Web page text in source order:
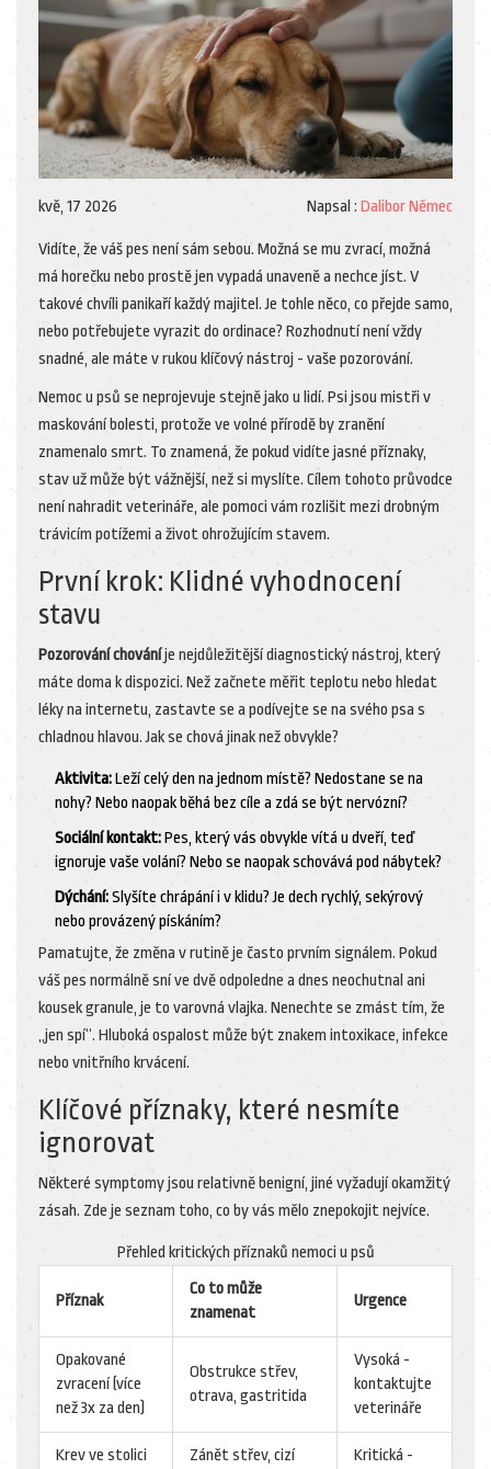
kvě, 17 2026 Napsal : Dalibor Němec
Vidíte, že váš pes není sám sebou. Možná se mu zvrací, možná
má horečku nebo prostě jen vypadá unaveně a nechce jíst. V
takové chvíli panikaří každý majitel. Je tohle něco, co přejde samo,
nebo potřebujete vyrazit do ordinace? Rozhodnutí není vždy
snadné, ale máte v rukou klíčový nástroj - vaše pozorování.
Nemoc u psů se neprojevuje stejně jako u lidí. Psi jsou mistři v
maskování bolesti, protože ve volné přírodě by zranění
znamenalo smrt. To znamená, že pokud vidíte jasné příznaky,
stav už může být vážnější, než si myslíte. Cílem tohoto průvodce
není nahradit veterináře, ale pomoci vám rozlišit mezi drobným
trávicím potížemi a život ohrožujícím stavem.
První krok: Klidné vyhodnocení
stavu
Pozorování chováníje nejdůležitější diagnostický nástroj, který
máte doma k dispozici. Než začnete měřit teplotu nebo hledat
léky na internetu, zastavte se a podívejte se na svého psa s
chladnou hlavou. Jak se chová jinak než obvykle?
Aktivita:Leží celý den na jednom místě? Nedostane se na
nohy? Nebo naopak běhá bez cíle a zdá se být nervózní?
Sociální kontakt:Pes, který vás obvykle vítá u dveří, teď
ignoruje vaše volání? Nebo se naopak schovává pod nábytek?
Dýchání:Slyšíte chrápání i v klidu? Je dech rychlý, sekýrový
nebo provázený pískáním?
Pamatujte, že změna v rutině je často prvním signálem. Pokud
váš pes normálně sní ve dvě odpoledne a dnes neochutnal ani
kousek granule, je to varovná vlajka. Nenechte se zmást tím, že
„jen spí“. Hluboká ospalost může být znakem intoxikace, infekce
nebo vnitřního krvácení.
Klíčové příznaky, které nesmíte
ignorovat
Některé symptomy jsou relativně benigní, jiné vyžadují okamžitý
zásah. Zde je seznam toho, co by vás mělo znepokojit nejvíce.
Přehled kritických příznaků nemoci u psů
Příznak
Co to může
znamenat
Urgence
Opakované
zvracení (více
než 3x za den)
Obstrukce střev,
otrava, gastritida
Vysoká -
kontaktujte
veterináře
Krev ve stolici Zánět střev, cizí Kritická -